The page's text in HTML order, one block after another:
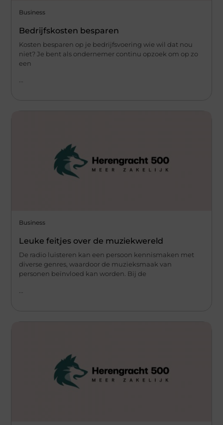
Business
Bedrijfskosten besparen
Kosten besparen op je bedrijfsvoering wie wil dat nou
niet? Je bent als ondernemer continu opzoek om op zo
een
...
Business
Leuke feitjes over de muziekwereld
De radio luisteren kan een persoon kennismaken met
diverse genres, waardoor de muzieksmaak van
personen beïnvloed kan worden. Bij de